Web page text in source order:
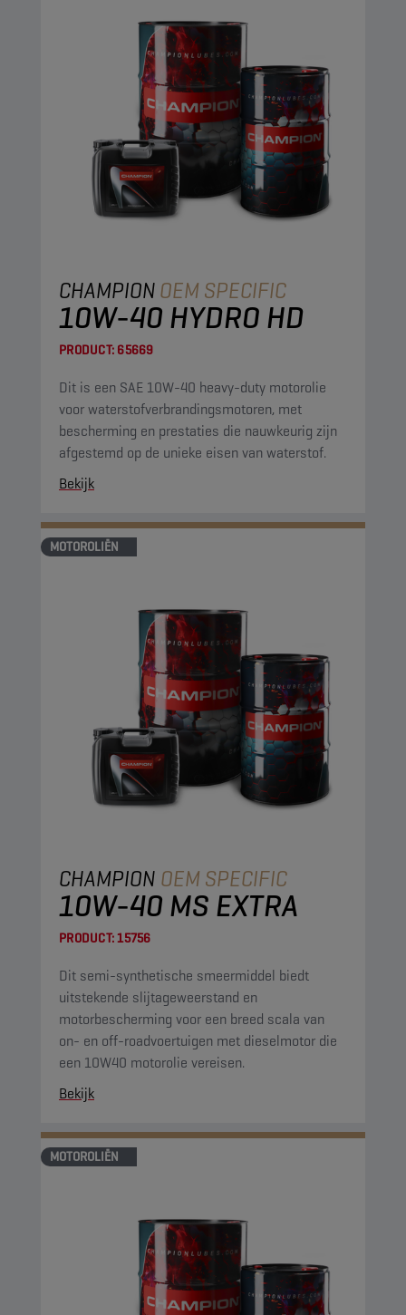
CHAMPIONOEM SPECIFIC
10W-40 HYDRO HD
PRODUCT: 65669
Dit is een SAE 10W-40 heavy-duty motorolie
voor waterstofverbrandingsmotoren, met
bescherming en prestaties die nauwkeurig zijn
afgestemd op de unieke eisen van waterstof.
Bekijk
MOTOROLIËN
CHAMPION OEM SPECIFIC
10W-40 MS EXTRA
PRODUCT:15756
Dit semi-synthetische smeermiddel biedt
uitstekende slijtageweerstand en
motorbescherming voor een breed scala van
on- en off-roadvoertuigen met dieselmotor die
een 10W40 motorolie vereisen.
Bekijk
MOTOROLIËN